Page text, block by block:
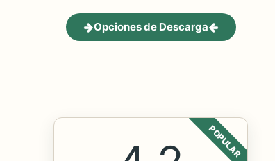
Opciones de Descarga
POPULAR